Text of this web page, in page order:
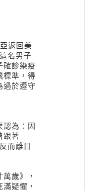
返回美
名男子
確診染疫
標準，得
過於遵守
為：因
跟著
而離目
歲》，
疑懼，